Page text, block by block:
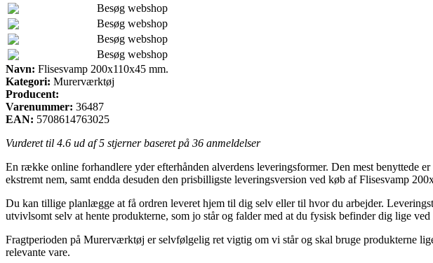
Besøg webshop
Besøg webshop
Besøg webshop
Besøg webshop
Navn: Flisesvamp 200x110x45 mm.
Kategori: Murerværktøj
Producent:
Varenummer: 36487
EAN: 5708614763025
Vurderet til 4.6 ud af 5 stjerner baseret på 36 anmeldelser
En række online forhandlere yder efterhånden alverdens leveringsformer. Den mest benyttede
ekstremt nem, samt endda desuden den prisbilligste leveringsversion ved køb af Flisesvamp
Du kan tillige planlægge at få ordren leveret hjem til dig selv eller til hvor du arbejder.
utvivlsomt selv at hente produkterne, som jo står og falder med at du fysisk befinder dig lige ved
Fragtperioden på Murerværktøj er selvfølgelig ret vigtig om vi står og skal bruge produkterne
relevante vare.